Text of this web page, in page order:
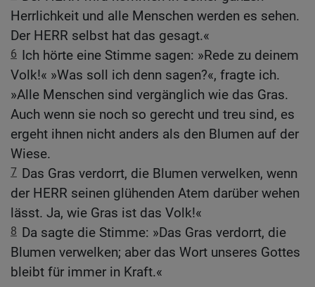
Herrlichkeit und alle Menschen werden es sehen.
Der HERR selbst hat das gesagt.«
6 Ich hörte eine Stimme sagen: »Rede zu deinem
Volk!« »Was soll ich denn sagen?«, fragte ich.
»Alle Menschen sind vergänglich wie das Gras.
Auch wenn sie noch so gerecht und treu sind, es
ergeht ihnen nicht anders als den Blumen auf der
Wiese.
7 Das Gras verdorrt, die Blumen verwelken, wenn
der HERR seinen glühenden Atem darüber wehen
lässt. Ja, wie Gras ist das Volk!«
8 Da sagte die Stimme: »Das Gras verdorrt, die
Blumen verwelken; aber das Wort unseres Gottes
bleibt für immer in Kraft.«